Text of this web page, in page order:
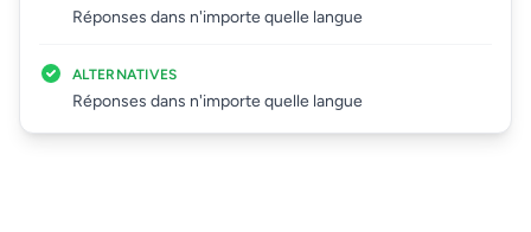
Réponses dans n'importe quelle langue
ALTERNATIVES
Réponses dans n'importe quelle langue